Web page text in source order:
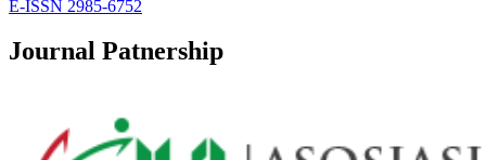
E-ISSN 2985-6752
Journal Patnership